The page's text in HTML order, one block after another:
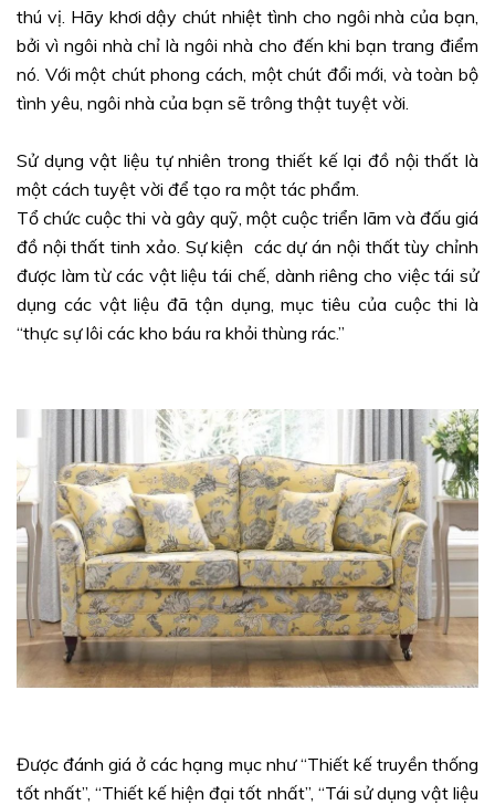
thú vị. Hãy khơi dậy chút nhiệt tình cho ngôi nhà của bạn,
bởi vì ngôi nhà chỉ là ngôi nhà cho đến khi bạn trang điểm
nó. Với một chút phong cách, một chút đổi mới, và toàn bộ
tình yêu, ngôi nhà của bạn sẽ trông thật tuyệt vời.
Sử dụng vật liệu tự nhiên trong thiết kế lại đồ nội thất là
một cách tuyệt vời để tạo ra một tác phẩm.
Tổ chức cuộc thi và gây quỹ, một cuộc triển lãm và đấu giá
đồ nội thất tinh xảo. Sự kiện các dự án nội thất tùy chỉnh
được làm từ các vật liệu tái chế, dành riêng cho việc tái sử
dụng các vật liệu đã tận dụng, mục tiêu của cuộc thi là
“thực sự lôi các kho báu ra khỏi thùng rác.”
Được đánh giá ở các hạng mục như “Thiết kế truyền thống
tốt nhất”, “Thiết kế hiện đại tốt nhất”, “Tái sử dụng vật liệu